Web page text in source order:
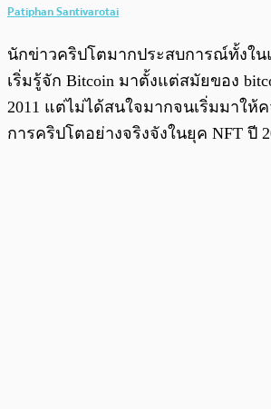
Patiphan Santivarotai
นักข่าวคริปโตมากประสบการณ์ทั้งใน
เริ่มรู้จัก Bitcoin มาตั้งแต่สมัยของ
2011 แต่ไม่ได้สนใจมากจนเริ่มมาให้
การคริปโตอย่างจริงจังในยุค NFT ปี